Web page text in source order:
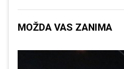
MOŽDA VAS ZANIMA